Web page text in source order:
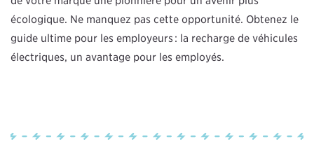
écologique. Ne manquez pas cette opportunité. Obtenez le
guide ultime pour les employeurs : la recharge de véhicules
électriques, un avantage pour les employés.